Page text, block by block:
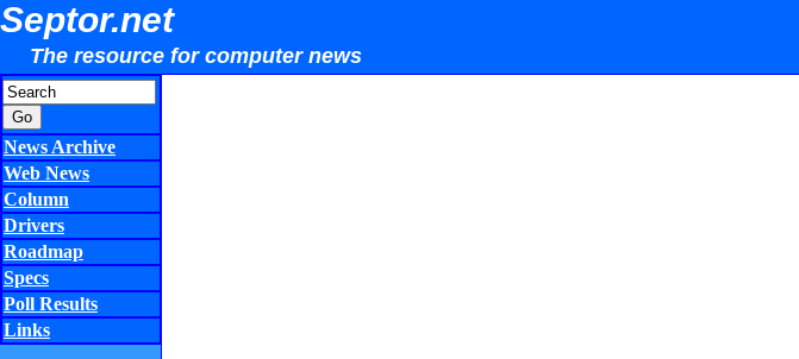
Septor.net
The resource for computer news
News Archive
Web News
Column
Drivers
Roadmap
Specs
Poll Results
Links